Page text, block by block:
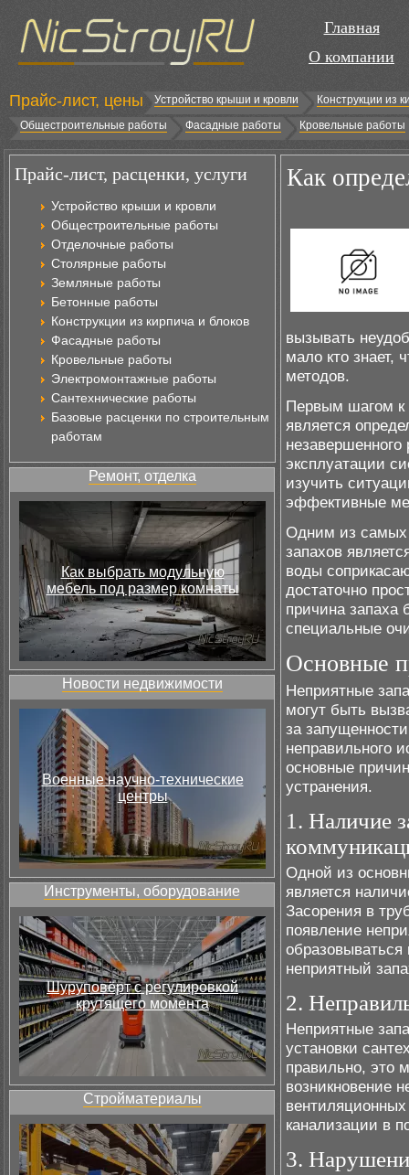
Главная
О компании
Прайс-лист, цены Устройство крыши и кровли
Конструкции из
Общестроительные работы
Фасадные работы Кровельные работы
Прайс-лист, расценки, услуги
Устройство крыши и кровли
Общестроительные работы
Отделочные работы
Столярные работы
Земляные работы
Бетонные работы
Конструкции из кирпича и блоков
Фасадные работы
Кровельные работы
Электромонтажные работы
Сантехнические работы
Базовые расценки по строительным
работам
Ремонт, отделка
Как выбрать модульную
мебель под размер комнаты
Новости недвижимости
Военные научно-технические
центры
Инструменты, оборудование
Шуруповёрт с регулировкой
крутящего момента
Стройматериалы
Как
вызывать
мало кто знает,
методов.
Первым шагом к
является
эксплуатации
изучить
эффективные
Одним из самых
запахов
воды
достаточно
причина запаха
специальные
Основные
Неприятные
могут быть
за
неправильного
основные
устранения.
1. Наличие
Одной из
является
Засорения в
появление
образовываться
неприятный
2.
Неприятные
установки
правильно, это
возникновение
канализации в
3.